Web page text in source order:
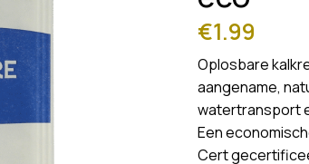
€1.99
Oplosbare
aangename,
watertransport
Een
Cert